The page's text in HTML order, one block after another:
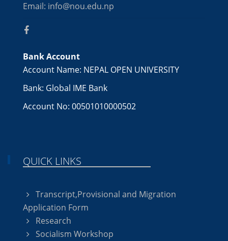
Email: info@nou.edu.np
Bank Account
Account Name: NEPAL OPEN UNIVERSITY
Bank: Global IME Bank
Account No: 00501010000502
QUICK LINKS
Transcript,Provisional and Migration
Application Form
Research
Socialism Workshop